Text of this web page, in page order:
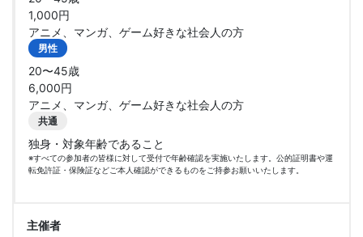
1,000円
アニメ、マンガ、ゲーム好きな社会人の方
男性
20〜45歳
6,000円
アニメ、マンガ、ゲーム好きな社会人の方
共通
独身・対象年齢であること
※すべての参加者の皆様に対して受付で年齢確認を実施いたします。公的証明書や運
転免許証・保険証などご本人確認ができるものをご持参お願いいたします。
主催者